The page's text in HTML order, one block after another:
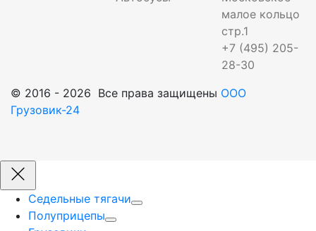
малое кольцо
стр.1
+7 (495) 205-
28-30
© 2016 - 2026 Все права защищены ООО
Грузовик-24
Седельные тягачи
Полуприцепы